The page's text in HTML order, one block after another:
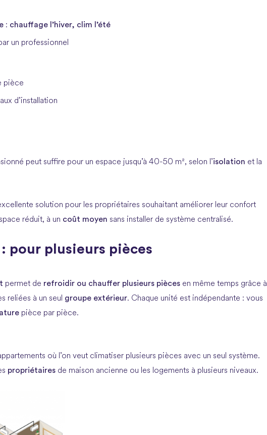
: chauffage l’hiver, clim l’été
un professionnel
pièce
d’installation
peut suffire pour un espace jusqu’à 40-50 m², selon l’isolation et la
solution pour les propriétaires souhaitant améliorer leur confort
réduit, à un coût moyen sans installer de système centralisé.
pour plusieurs pièces
permet de refroidir ou chauffer plusieurs pièces en même temps grâce à
reliées à un seul groupe extérieur. Chaque unité est indépendante : vous
pièce par pièce.
où l’on veut climatiser plusieurs pièces avec un seul système.
propriétaires de maison ancienne ou les logements à plusieurs niveaux.